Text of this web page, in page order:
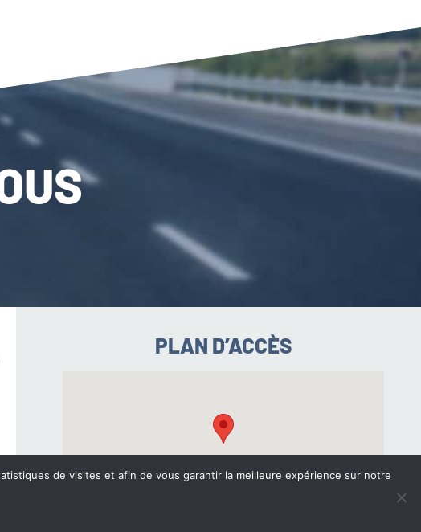
PLAN D’ACCÈS
de visites et afin de vous garantir la meilleure expérience sur notre